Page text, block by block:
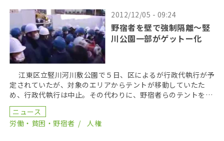
2012/12/05 - 09:24
野宿者を壁で強制隔離〜竪
川公園一部がゲットー化
江東区立竪川河川敷公園で５日、区によるが行政代執行が予
定されていたが、対象のエリアからテントが移動していたた
め、行政代執行は中止。その代わりに、野宿者らのテントをぐ
るりと白い壁で囲み、隔離する工事を行った。江東区は今 […]
ニュース
労働・貧困・野宿者
人権